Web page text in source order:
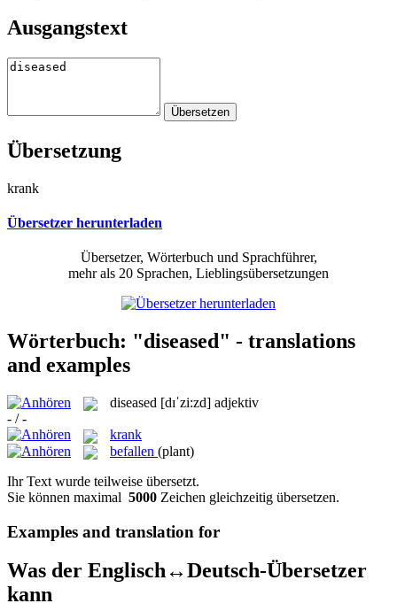
Ausgangstext
Übersetzung
krank
Übersetzer herunterladen
Übersetzer, Wörterbuch und Sprachführer,
mehr als 20 Sprachen, Lieblingsübersetzungen
Wörterbuch: "diseased" - translations
and examples
diseased [dɪˈzi:zd] adjektiv
- / -
krank
befallen (plant)
Ihr Text wurde teilweise übersetzt.
Sie können maximal 5000 Zeichen gleichzeitig übersetzen.
Examples and translation for
Was der Englisch↔Deutsch-Übersetzer
kann